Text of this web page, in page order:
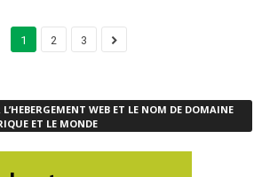
1 2 3
WEB ET LE NOM DE DOMAINE
ET LE MONDE